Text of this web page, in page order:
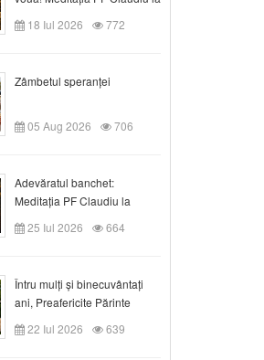
duminica a VII-a după Rusalii
18 Iul 2026 772
Zâmbetul speranței
05 Aug 2026 706
Adevăratul banchet:
Meditația PF Claudiu la
Duminica a VIII-a după
Rusalii
25 Iul 2026 664
Întru mulți și binecuvântați
ani, Preafericite Părinte
Claudiu!
22 Iul 2026 639